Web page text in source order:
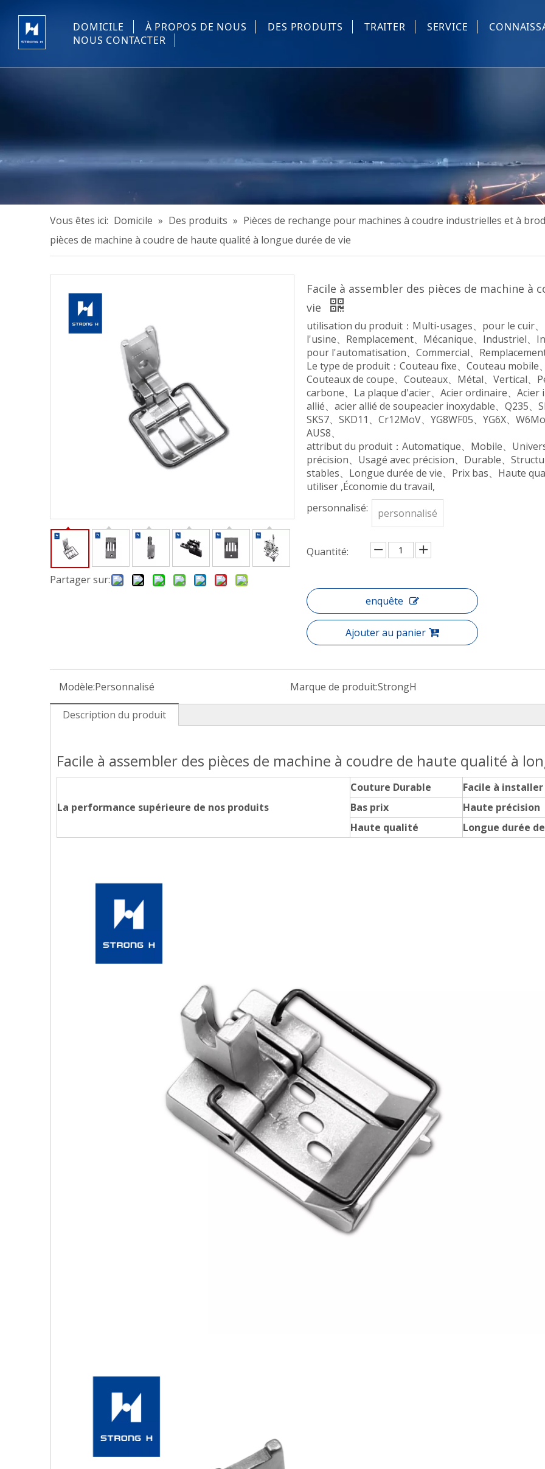
DOMICILE À PROPOS DE NOUS DES PRODUITS
Les autres
TRAITER SERVICE
NOUS CONTACTER
Vous êtes ici: Domicile » Des produits » Pièces de rechange pour machines à coudre industrielles et à
pièces de machine à coudre de haute qualité à longue durée de vie
Partager sur:
Facile à assembler des pièces de machine à
vie
utilisation du produit：Multi-usages、pour le cuir
l'usine、Remplacement、Mécanique、Industriel、
pour l'automatisation、Commercial、Remplacement
Le type de produit：Couteau fixe、Couteau mobile
Couteaux de coupe、Couteaux、Métal、Vertical、
carbone、La plaque d'acier、Acier ordinaire、
allié、acier allié de soupeacier inoxydable、Q235、
SKS7、SKD11、Cr12MoV、YG8WF05、YG6X、
AUS8、
attribut du produit：Automatique、Mobile、
précision、Usagé avec précision、Durable、
stables、Longue durée de vie、Prix bas、Haute
utiliser ,Économie du travail,
personnalisé:
personnalisé
Quantité:
enquête
Ajouter au panier
Modèle:Personnalisé Marque de produit:StrongH
Description du produit
Facile à assembler des pièces de machine à coudre de haute qualité à
La performance supérieure de nos produits
Couture Durable Facile à installer
Bas prix
Haute précision
Haute qualité
Longue durée